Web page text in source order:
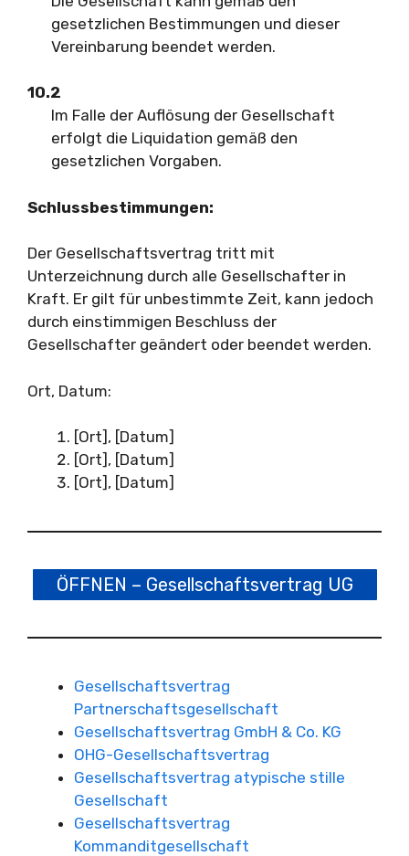
gesetzlichen Bestimmungen und dieser
Vereinbarung beendet werden.
10.2
Im Falle der Auflösung der Gesellschaft
erfolgt die Liquidation gemäß den
gesetzlichen Vorgaben.
Schlussbestimmungen:
Der Gesellschaftsvertrag tritt mit
Unterzeichnung durch alle Gesellschafter in
Kraft. Er gilt für unbestimmte Zeit, kann jedoch
durch einstimmigen Beschluss der
Gesellschafter geändert oder beendet werden.
Ort, Datum:
[Ort], [Datum]
[Ort], [Datum]
[Ort], [Datum]
ÖFFNEN – Gesellschaftsvertrag UG
Gesellschaftsvertrag
Partnerschaftsgesellschaft
Gesellschaftsvertrag GmbH & Co. KG
OHG-Gesellschaftsvertrag
Gesellschaftsvertrag atypische stille
Gesellschaft
Gesellschaftsvertrag
Kommanditgesellschaft